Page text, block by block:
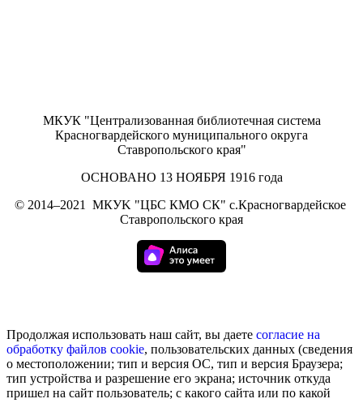
МКУК "Централизованная библиотечная система
Красногвардейского муниципального округа
Ставропольского края"
ОСНОВАНО 13 НОЯБРЯ 1916 года
© 2014–2021
МКУK "ЦБС КМО СК" с.Красногвардейское
Ставропольского края
Продолжая использовать наш сайт, вы даете согласие на
обработку файлов cookie, пользовательских данных (сведения
о местоположении; тип и версия ОС, тип и версия Браузера;
тип устройства и разрешение его экрана; источник откуда
пришел на сайт пользователь; с какого сайта или по какой